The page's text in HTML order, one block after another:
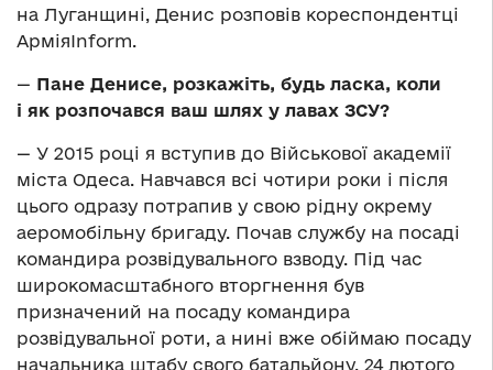
на Луганщині, Денис розповів кореспондентці
АрміяInform.
— Пане Денисе, розкажіть, будь ласка, коли
і як розпочався ваш шлях у лавах ЗСУ?
— У 2015 році я вступив до Військової академії
міста Одеса. Навчався всі чотири роки і після
цього одразу потрапив у свою рідну окрему
аеромобільну бригаду. Почав службу на посаді
командира розвідувального взводу. Під час
широкомасштабного вторгнення був
призначений на посаду командира
розвідувальної роти, а нині вже обіймаю посаду
начальника штабу свого батальйону. 24 лютого